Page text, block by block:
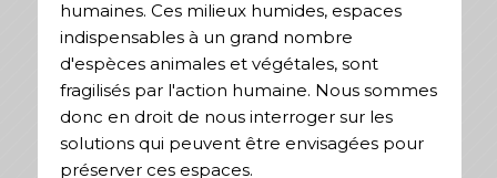
humaines. Ces milieux humides, espaces
indispensables à un grand nombre
d'espèces animales et végétales, sont
fragilisés par l'action humaine. Nous sommes
donc en droit de nous interroger sur les
solutions qui peuvent être envisagées pour
préserver ces espaces.